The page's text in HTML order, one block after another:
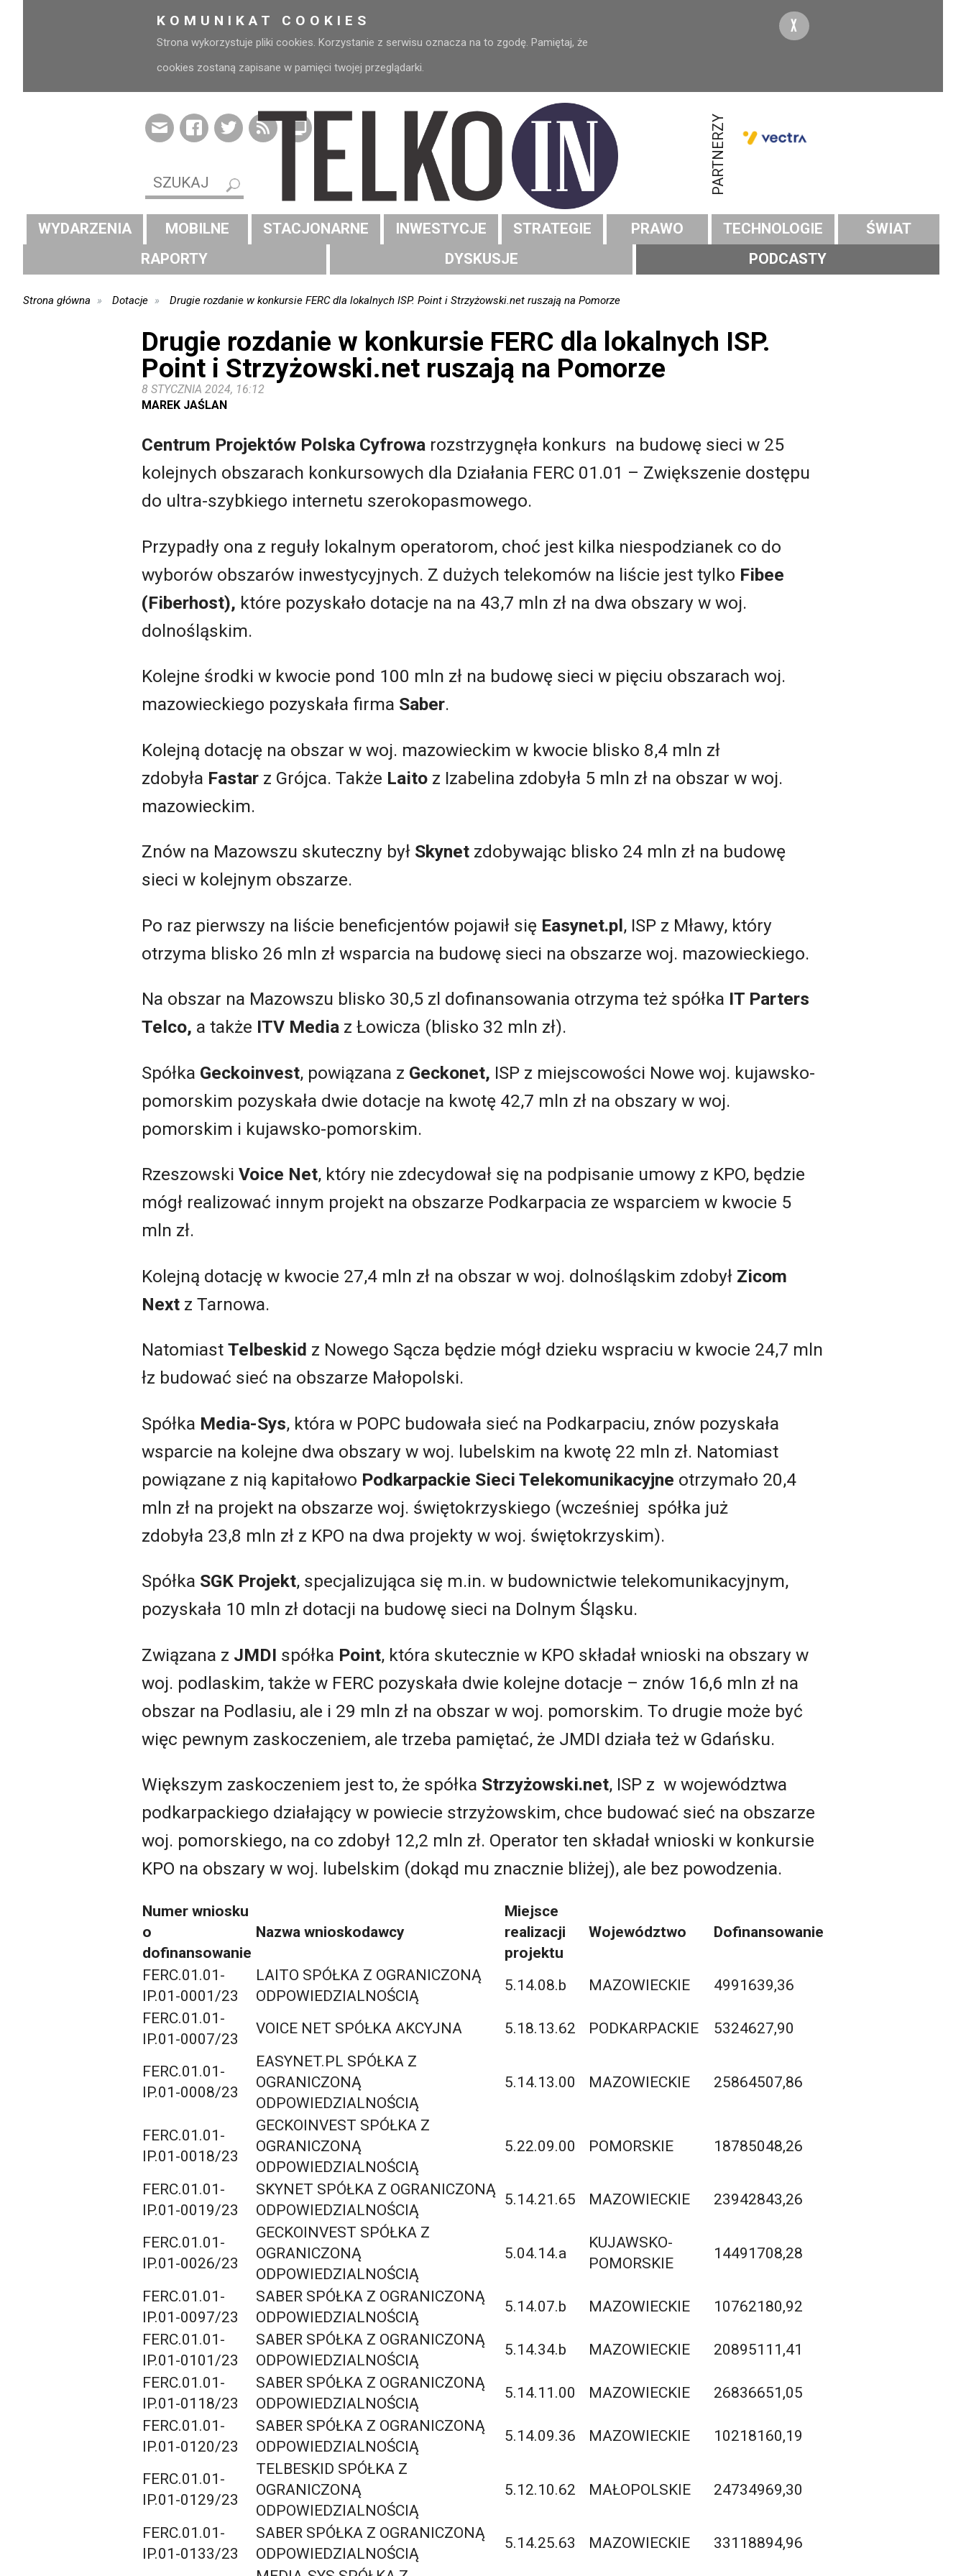
KOMUNIKAT COOKIES
Strona wykorzystuje pliki cookies. Korzystanie z serwisu oznacza na to zgodę. Pamiętaj, że
cookies zostaną zapisane w pamięci twojej przeglądarki.
X
PARTNERZY
WYDARZENIA MOBILNE STACJONARNE INWESTYCJE STRATEGIE PRAWO TECHNOLOGIE
ŚWIAT
RAPORTY
DYSKUSJE PODCASTY
Strona główna Dotacje Drugie rozdanie w konkursie FERC dla lokalnych ISP. Point i Strzyżowski.net ruszają na Pomorze
Drugie rozdanie w konkursie FERC dla lokalnych ISP.
Point i Strzyżowski.net ruszają na Pomorze
8 STYCZNIA 2024, 16:12
MAREK JAŚLAN
Centrum Projektów Polska Cyfrowa rozstrzygnęła konkurs na budowę sieci w 25
kolejnych obszarach konkursowych dla Działania FERC 01.01 – Zwiększenie dostępu
do ultra-szybkiego internetu szerokopasmowego.
Przypadły ona z reguły lokalnym operatorom, choć jest kilka niespodzianek co do
wyborów obszarów inwestycyjnych. Z dużych telekomów na liście jest tylko Fibee
(Fiberhost), które pozyskało dotacje na na 43,7 mln zł na dwa obszary w woj.
dolnośląskim.
Kolejne środki w kwocie pond 100 mln zł na budowę sieci w pięciu obszarach woj.
mazowieckiego pozyskała firma Saber.
Kolejną dotację na obszar w woj. mazowieckim w kwocie blisko 8,4 mln zł
zdobyła Fastar z Grójca. Także Laito z Izabelina zdobyła 5 mln zł na obszar w woj.
mazowieckim.
Znów na Mazowszu skuteczny był Skynet zdobywając blisko 24 mln zł na budowę
sieci w kolejnym obszarze.
Po raz pierwszy na liście beneficjentów pojawił się Easynet.pl, ISP z Mławy, który
otrzyma blisko 26 mln zł wsparcia na budowę sieci na obszarze woj. mazowieckiego.
Na obszar na Mazowszu blisko 30,5 zl dofinansowania otrzyma też spółka IT Parters
Telco, a także ITV Media z Łowicza (blisko 32 mln zł).
Spółka Geckoinvest, powiązana z Geckonet, ISP z miejscowości Nowe woj. kujawsko-
pomorskim pozyskała dwie dotacje na kwotę 42,7 mln zł na obszary w woj.
pomorskim i kujawsko-pomorskim.
Rzeszowski Voice Net, który nie zdecydował się na podpisanie umowy z KPO, będzie
mógł realizować innym projekt na obszarze Podkarpacia ze wsparciem w kwocie 5
mln zł.
Kolejną dotację w kwocie 27,4 mln zł na obszar w woj. dolnośląskim zdobył Zicom
Next z Tarnowa.
Natomiast Telbeskid z Nowego Sącza będzie mógł dzieku wspraciu w kwocie 24,7 mln
łz budować sieć na obszarze Małopolski.
Spółka Media-Sys, która w POPC budowała sieć na Podkarpaciu, znów pozyskała
wsparcie na kolejne dwa obszary w woj. lubelskim na kwotę 22 mln zł. Natomiast
powiązane z nią kapitałowo Podkarpackie Sieci Telekomunikacyjne otrzymało 20,4
mln zł na projekt na obszarze woj. świętokrzyskiego (wcześniej spółka już
zdobyła 23,8 mln zł z KPO na dwa projekty w woj. świętokrzyskim).
Spółka SGK Projekt, specjalizująca się m.in. w budownictwie telekomunikacyjnym,
pozyskała 10 mln zł dotacji na budowę sieci na Dolnym Śląsku.
Związana z JMDI spółka Point, która skutecznie w KPO składał wnioski na obszary w
woj. podlaskim, także w FERC pozyskała dwie kolejne dotacje – znów 16,6 mln zł na
obszar na Podlasiu, ale i 29 mln zł na obszar w woj. pomorskim. To drugie może być
więc pewnym zaskoczeniem, ale trzeba pamiętać, że JMDI działa też w Gdańsku.
Większym zaskoczeniem jest to, że spółka Strzyżowski.net, ISP z w województwa
podkarpackiego działający w powiecie strzyżowskim, chce budować sieć na obszarze
woj. pomorskiego, na co zdobył 12,2 mln zł. Operator ten składał wnioski w konkursie
KPO na obszary w woj. lubelskim (dokąd mu znacznie bliżej), ale bez powodzenia.
Numer wniosku
o
dofinansowanie
Nazwa wnioskodawcy
Miejsce
realizacji
projektu
Województwo Dofinansowanie
FERC.01.01-
IP.01-0001/23
LAITO SPÓŁKA Z OGRANICZONĄ
ODPOWIEDZIALNOŚCIĄ
5.14.08.b MAZOWIECKIE
4991639,36
FERC.01.01-
IP.01-0007/23
VOICE NET SPÓŁKA AKCYJNA 5.18.13.62 PODKARPACKIE 5324627,90
FERC.01.01-
IP.01-0008/23
EASYNET.PL SPÓŁKA Z
OGRANICZONĄ
ODPOWIEDZIALNOŚCIĄ
5.14.13.00 MAZOWIECKIE 25864507,86
FERC.01.01-
IP.01-0018/23
GECKOINVEST SPÓŁKA Z
OGRANICZONĄ
ODPOWIEDZIALNOŚCIĄ
5.22.09.00 POMORSKIE 18785048,26
FERC.01.01-
IP.01-0019/23
SKYNET SPÓŁKA Z OGRANICZONĄ
ODPOWIEDZIALNOŚCIĄ
5.14.21.65 MAZOWIECKIE 23942843,26
FERC.01.01-
IP.01-0026/23
GECKOINVEST SPÓŁKA Z
OGRANICZONĄ
ODPOWIEDZIALNOŚCIĄ
5.04.14.a
KUJAWSKO-
POMORSKIE
14491708,28
FERC.01.01-
IP.01-0097/23
SABER SPÓŁKA Z OGRANICZONĄ
ODPOWIEDZIALNOŚCIĄ
5.14.07.b MAZOWIECKIE
10762180,92
FERC.01.01-
IP.01-0101/23
SABER SPÓŁKA Z OGRANICZONĄ
ODPOWIEDZIALNOŚCIĄ
5.14.34.b MAZOWIECKIE
20895111,41
FERC.01.01-
IP.01-0118/23
SABER SPÓŁKA Z OGRANICZONĄ
ODPOWIEDZIALNOŚCIĄ
5.14.11.00 MAZOWIECKIE
26836651,05
FERC.01.01-
IP.01-0120/23
SABER SPÓŁKA Z OGRANICZONĄ
ODPOWIEDZIALNOŚCIĄ
5.14.09.36 MAZOWIECKIE 10218160,19
FERC.01.01-
IP.01-0129/23
TELBESKID SPÓŁKA Z
OGRANICZONĄ
ODPOWIEDZIALNOŚCIĄ
5.12.10.62 MAŁOPOLSKIE 24734969,30
FERC.01.01-
IP.01-0133/23
SABER SPÓŁKA Z OGRANICZONĄ
ODPOWIEDZIALNOŚCIĄ
5.14.25.63 MAZOWIECKIE
33118894,96